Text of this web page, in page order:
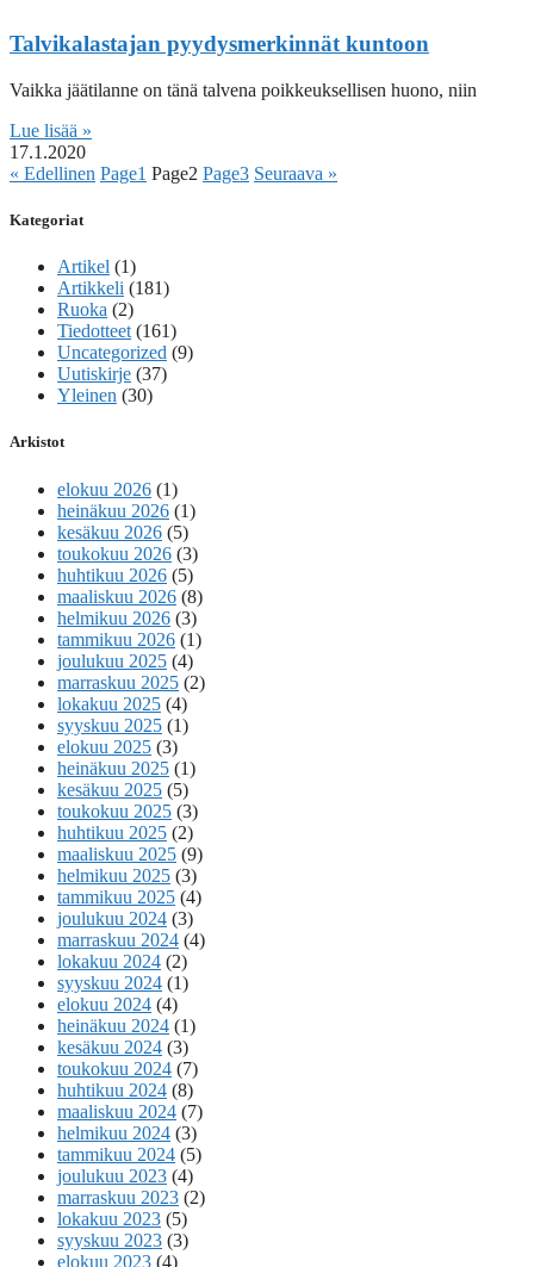
Talvikalastajan pyydysmerkinnät kuntoon
Vaikka jäätilanne on tänä talvena poikkeuksellisen huono, niin
Lue lisää »
17.1.2020
« Edellinen Page1 Page2 Page3 Seuraava »
Kategoriat
Artikel (1)
Artikkeli (181)
Ruoka (2)
Tiedotteet (161)
Uncategorized (9)
Uutiskirje (37)
Yleinen (30)
Arkistot
elokuu 2026 (1)
heinäkuu 2026 (1)
kesäkuu 2026 (5)
toukokuu 2026 (3)
huhtikuu 2026 (5)
maaliskuu 2026 (8)
helmikuu 2026 (3)
tammikuu 2026 (1)
joulukuu 2025 (4)
marraskuu 2025 (2)
lokakuu 2025 (4)
syyskuu 2025 (1)
elokuu 2025 (3)
heinäkuu 2025 (1)
kesäkuu 2025 (5)
toukokuu 2025 (3)
huhtikuu 2025 (2)
maaliskuu 2025 (9)
helmikuu 2025 (3)
tammikuu 2025 (4)
joulukuu 2024 (3)
marraskuu 2024 (4)
lokakuu 2024 (2)
syyskuu 2024 (1)
elokuu 2024 (4)
heinäkuu 2024 (1)
kesäkuu 2024 (3)
toukokuu 2024 (7)
huhtikuu 2024 (8)
maaliskuu 2024 (7)
helmikuu 2024 (3)
tammikuu 2024 (5)
joulukuu 2023 (4)
marraskuu 2023 (2)
lokakuu 2023 (5)
syyskuu 2023 (3)
elokuu 2023 (4)